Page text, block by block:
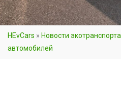
HEvCars » Новости экотранспорта
автомобилей